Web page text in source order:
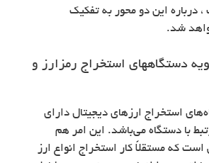
درباره این دو محور به تفکیک
شد.
دستگاههای استخراج رمزارز و
استخراج ارزهای دیجیتال دارای
با دستگاه می‌باشد. این امر هم
که مستقلاً کار استخراج انواع ارز